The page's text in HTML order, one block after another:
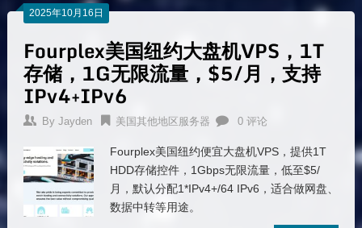
2025年10月16日
Fourplex美国纽约大盘机VPS，1T
存储，1G无限流量，$5/月，支持
IPv4+IPv6
By Jayden 美国其他地区服务器 0 评论
Fourplex美国纽约便宜大盘机VPS，提供1T
HDD存储控件，1Gbps无限流量，低至$5/
月，默认分配1*IPv4+/64 IPv6，适合做网盘、
数据中转等用途。